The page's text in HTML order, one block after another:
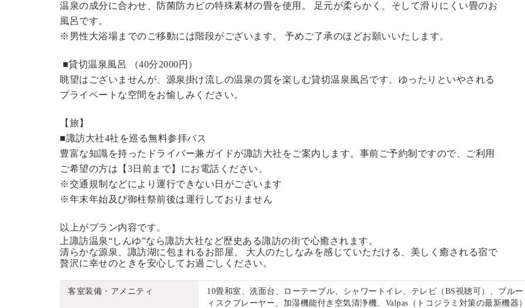
温泉の成分に合わせ、防菌防カビの特殊素材の畳を使用。 足元が柔らかく、そして滑りにくい畳のお
風呂です。
※男性大浴場までのご移動には階段がございます。 予めご了承のほどお願いいたします。
■貸切温泉風呂 （40分2000円）
眺望はございませんが、源泉掛け流しの温泉の質を楽しむ貸切温泉風呂です。ゆったりといやされる
プライベートな空間をお愉しみください。
【旅】
■諏訪大社4社を巡る無料参拝バス
豊富な知識を持ったドライバー兼ガイドが諏訪大社をご案内します。 事前ご予約制ですので、ご利用
ご希望の方は【3日前まで】にお電話ください。
※交通規制などにより運行できない日がございます
※年末年始及び御柱祭前後は運行しておりません
以上がプラン内容です。
上諏訪温泉“しんゆ”なら諏訪大社など歴史ある諏訪の街で心癒されます。
清らかな源泉、諏訪湖に包まれるお部屋、 大人のたしなみを感じていただける、美しく癒される宿で
贅沢に幸せのときを安心してお過ごしください。
客室装備・アメニティ
10畳和室、洗面台、ローテーブル、シャワートイレ、テレビ（BS視聴可）、ブル
ィスクプレーヤー、加湿機能付き空気清浄機、Valpas（トコジラミ対策の最新機器